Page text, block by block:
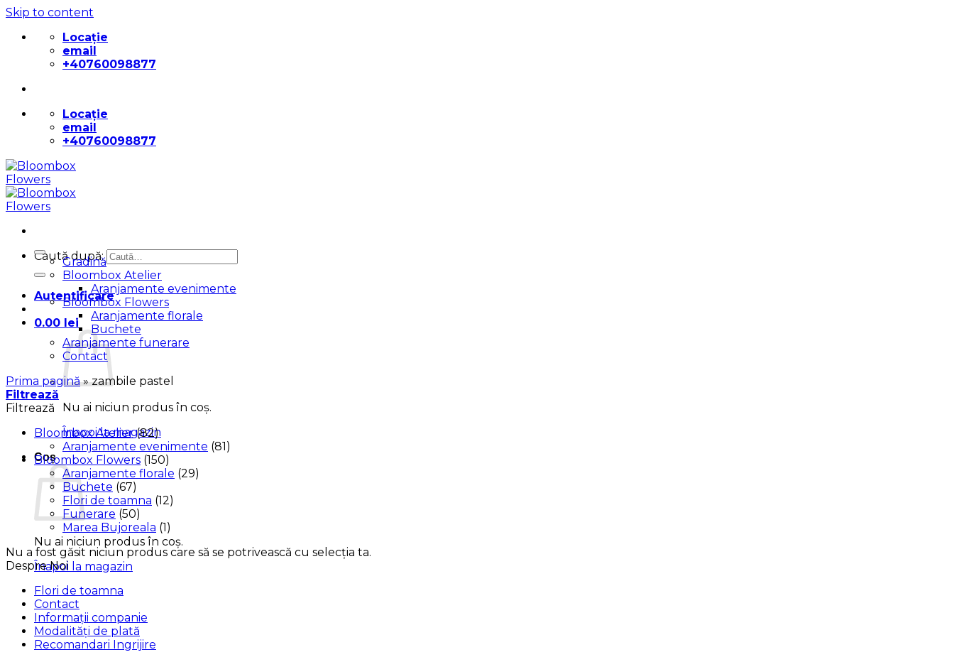
Skip to content
Locație
email
+40760098877
Locație
email
+40760098877
Caută după:
Autentificare
0.00 lei
Nu ai niciun produs în coș.
Înapoi la magazin
Coș
Nu ai niciun produs în coș.
Înapoi la magazin
Gradină
Bloombox Atelier
Aranjamente evenimente
Bloombox Flowers
Aranjamente florale
Buchete
Aranjamente funerare
Contact
Prima pagină » zambile pastel
Filtrează
Filtrează
Bloombox Atelier (82)
Aranjamente evenimente (81)
Bloombox Flowers (150)
Aranjamente florale (29)
Buchete (67)
Flori de toamna (12)
Funerare (50)
Marea Bujoreala (1)
Nu a fost găsit niciun produs care să se potrivească cu selecția ta.
Despre Noi
Flori de toamna
Contact
Informații companie
Modalități de plată
Recomandari Ingrijire